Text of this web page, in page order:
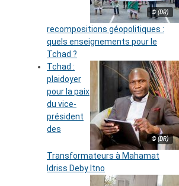
© (DR)
recompositions géopolitiques :
quels enseignements pour le
Tchad ?
© (DR)
Tchad :
plaidoyer
pour la paix
du vice-
président
des
Transformateurs à Mahamat
Idriss Deby Itno